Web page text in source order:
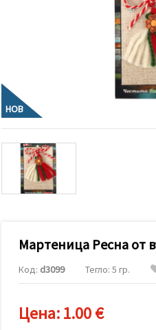
съгласие,
да
анализираме
трафика и
да
показваме
релевантно
съдържание
и реклами,
включително
за анализ
маркетинг.
използваме
НОВ
Мартеница Ресна от
Код: d3099 Тегло: 5 гр.
Цена:1.00 €